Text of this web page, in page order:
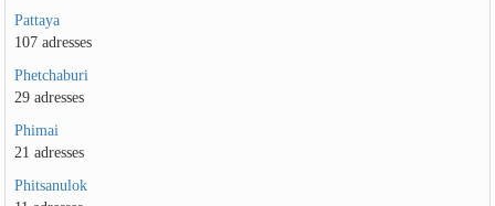
Pattaya
107 adresses
Phetchaburi
29 adresses
Phimai
21 adresses
Phitsanulok